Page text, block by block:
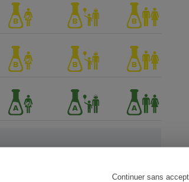
Continuer sans